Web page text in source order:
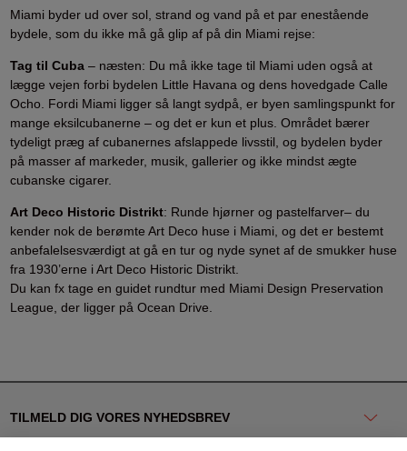
Miami byder ud over sol, strand og vand på et par enestående
bydele, som du ikke må gå glip af på din Miami rejse:
Tag til Cuba– næsten: Du må ikke tage til Miami uden også at
lægge vejen forbi bydelen Little Havana og dens hovedgade Calle
Ocho. Fordi Miami ligger så langt sydpå, er byen samlingspunkt for
mange eksilcubanerne – og det er kun et plus. Området bærer
tydeligt præg af cubanernes afslappede livsstil, og bydelen byder
på masser af markeder, musik, gallerier og ikke mindst ægte
cubanske cigarer.
Art Deco Historic Distrikt: Runde hjørner og pastelfarver– du
kender nok de berømte Art Deco huse i Miami, og det er bestemt
anbefalelsesværdigt at gå en tur og nyde synet af de smukker huse
fra 1930’erne i Art Deco Historic Distrikt.
Du kan fx tage en guidet rundtur med Miami Design Preservation
League, der ligger på Ocean Drive.
TILMELD DIG VORES NYHEDSBREV